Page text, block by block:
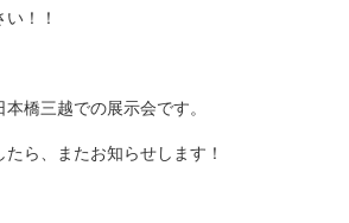
！！
橋三越での展示会です。
ら、またお知らせします！